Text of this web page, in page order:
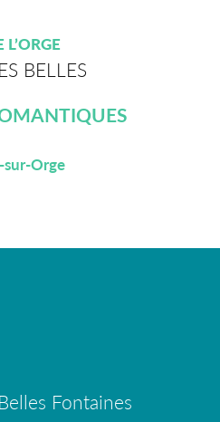
BELLES
Orge
Fontaines